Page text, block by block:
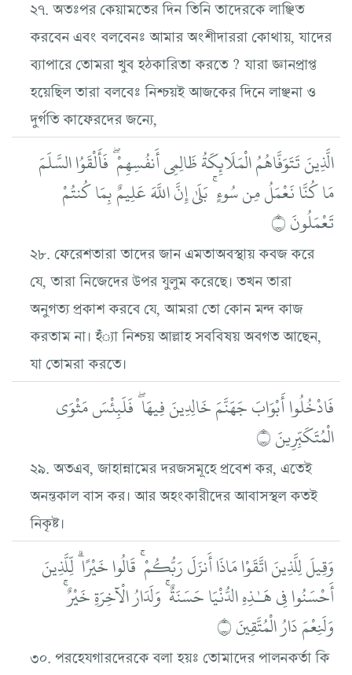
২৭. অতঃপর কেয়ামতের দিন তিনি তাদেরকে লাঞ্ছিত
করবেন এবং বলবেনঃ আমার অংশীদাররা কোথায়, যাদের
ব্যাপারে তোমরা খুব হঠকারিতা করতে ? যারা জ্ঞানপ্রাপ্ত
হয়েছিল তারা বলবেঃ নিশ্চয়ই আজকের দিনে লাঞ্ছনা ও
দুর্গতি কাফেরদের জন্যে,
الَّذِينَ تَتَوَفَّاهُمُ الْمَلَائِكَةُ ظَالِمِي أَنفُسِهِمْ ۖ فَأَلْقَوُا السَّلَمَ
مَا كُنَّا نَعْمَلُ مِن سُوءٍ ۚ بَلَىٰ إِنَّ اللَّهَ عَلِيمٌ بِمَا كُنتُمْ
تَعْمَلُونَ ۝
২৮. ফেরেশতারা তাদের জান এমতাঅবস্থায় কবজ করে
যে, তারা নিজেদের উপর যুলুম করেছে। তখন তারা
অনুগত্য প্রকাশ করবে যে, আমরা তো কোন মন্দ কাজ
করতাম না। হঁ্যা নিশ্চয় আল্লাহ সববিষয় অবগত আছেন,
যা তোমরা করতে।
فَادْخُلُوا أَبْوَابَ جَهَنَّمَ خَالِدِينَ فِيهَا ۖ فَلَبِئْسَ مَثْوَى
الْمُتَكَبِّرِينَ ۝
২৯. অতএব, জাহান্নামের দরজসমূহে প্রবেশ কর, এতেই
অনন্তকাল বাস কর। আর অহংকারীদের আবাসস্থল কতই
নিকৃষ্ট।
وَقِيلَ لِلَّذِينَ اتَّقَوْا مَاذَا أَنزَلَ رَبُّكُمْ ۚ قَالُوا خَيْرًا ۗ لِّلَّذِينَ
أَحْسَنُوا فِي هَـٰذِهِ الدُّنْيَا حَسَنَةٌ ۚ وَلَدَارُ الْآخِرَةِ خَيْرٌ ۚ
وَلَنِعْمَ دَارُ الْمُتَّقِينَ ۝
৩০. পরহেযগারদেরকে বলা হয়ঃ তোমাদের পালনকর্তা কি